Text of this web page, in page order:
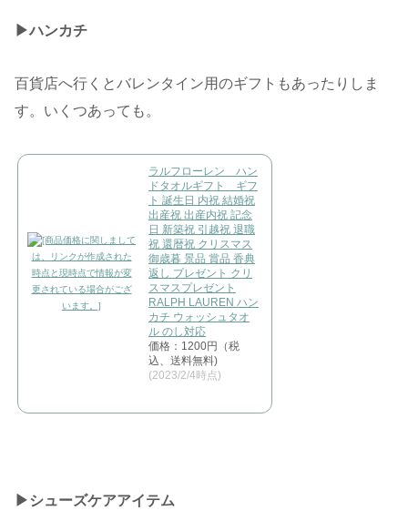
▶︎ハンカチ
百貨店へ行くとバレンタイン用のギフトもあったりしま
す。いくつあっても。
ラルフローレン ハン
ドタオルギフト ギフ
ト 誕生日 内祝 結婚祝
出産祝 出産内祝 記念
日 新築祝 引越祝 退職
祝 還暦祝 クリスマス
御歳暮 景品 賞品 香典
返し プレゼント クリ
スマスプレゼント
RALPH LAUREN ハン
カチ ウォッシュタオ
ル のし対応
価格：1200円（税
込、送料無料)
(2023/2/4時点)
▶︎シューズケアアイテム